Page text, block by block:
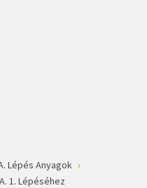
Lépés Anyagok
1. Lépéséhez